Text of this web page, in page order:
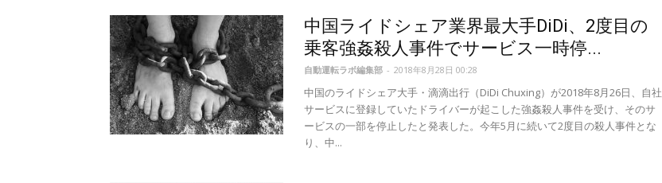
中国ライドシェア業界最大手DiDi、2度目の
乗客強姦殺人事件でサービス一時停...
自動運転ラボ編集部 - 2018年8月28日 00:28
中国のライドシェア大手・滴滴出行（DiDi Chuxing）が2018年8月26日、自社
サービスに登録していたドライバーが起こした強姦殺人事件を受け、そのサ
ービスの一部を停止したと発表した。今年5月に続いて2度目の殺人事件とな
り、中...